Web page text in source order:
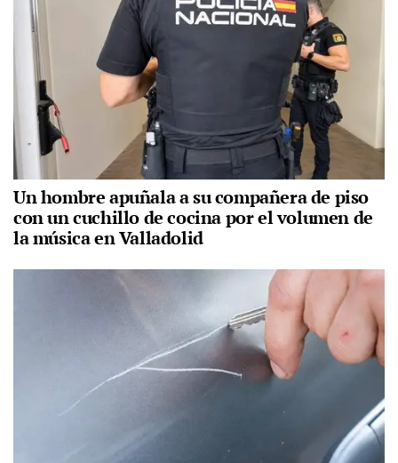
Un hombre apuñala a su compañera de piso
con un cuchillo de cocina por el volumen de
la música en Valladolid